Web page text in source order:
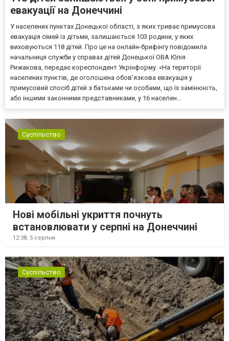
евакуації на Донеччині
У населених пунктах Донецької області, з яких триває примусова
евакуація сімей із дітьми, залишаються 103 родини, у яких
виховуються 118 дітей. Про це на онлайн-брифінгу повідомила
начальниця служби у справах дітей Донецької ОВА Юлія
Рижакова, передає кореспондент Укрінформу. «На території
населених пунктів, де оголошена обов’язкова евакуація у
примусовий спосіб дітей з батьками чи особами, що їх замінюють,
або іншими законними представниками, у 16 населен...
Суспільство
Нові мобільні укриття почнуть
встановлювати у серпні на Донеччині
12:38, 5 серпня
Суспільство